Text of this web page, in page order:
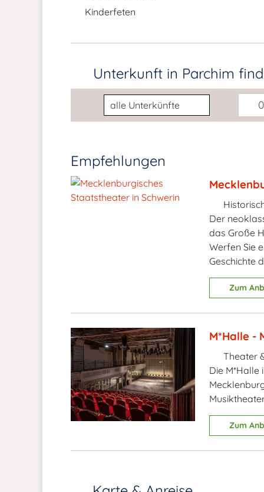
Kinderfeten
Unterkunft in Parchim
Unterkunftsart
Empfehlungen
Der
das Große
Werfen Sie
Geschichte
Zum
M*Halle -
Theater
Die M*Halle
Zum